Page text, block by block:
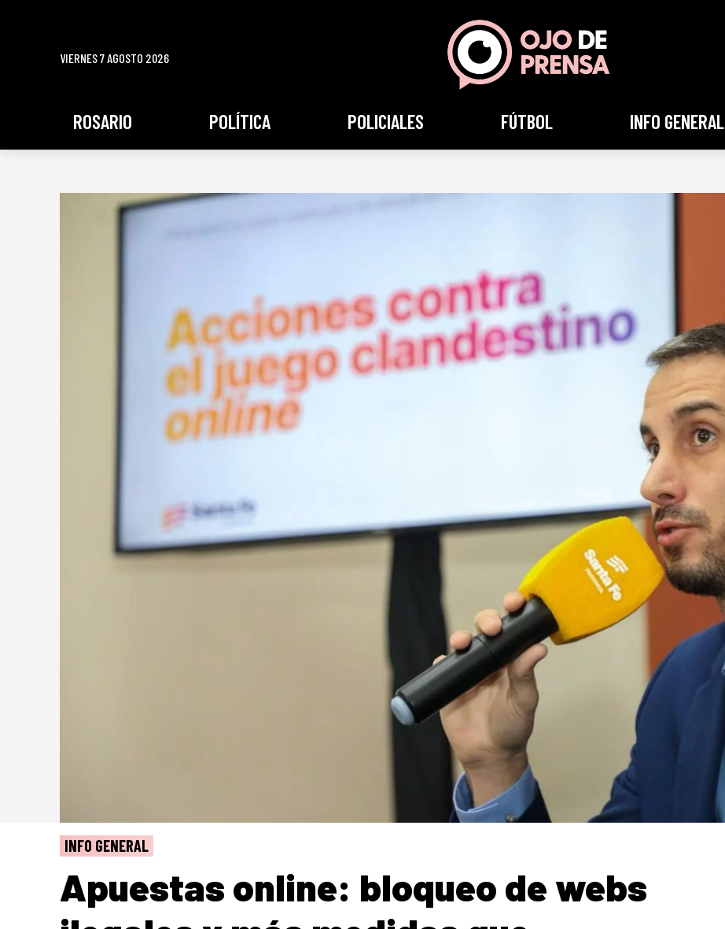
VIERNES 7 AGOSTO 2026
ROSARIO POLÍTICA POLICIALES FÚTBOL INFO GENERAL
INFO GENERAL
Apuestas online: bloqueo de webs